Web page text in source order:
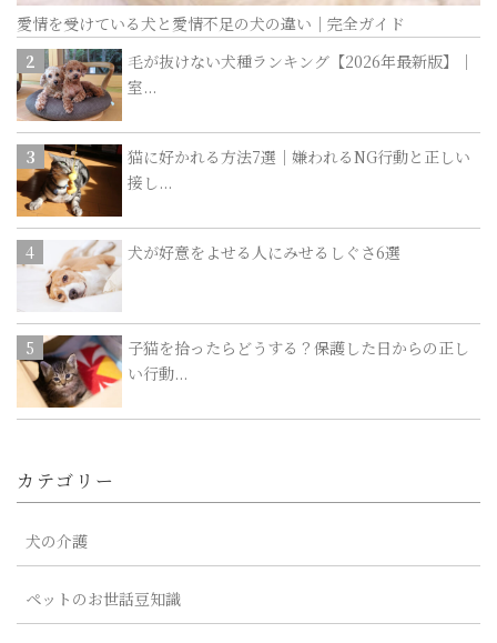
愛情を受けている犬と愛情不足の犬の違い｜完全ガイド
毛が抜けない犬種ランキング【2026年最新版】｜
室...
猫に好かれる方法7選｜嫌われるNG行動と正しい
接し...
犬が好意をよせる人にみせるしぐさ6選
子猫を拾ったらどうする？保護した日からの正し
い行動...
カテゴリー
犬の介護
ペットのお世話豆知識